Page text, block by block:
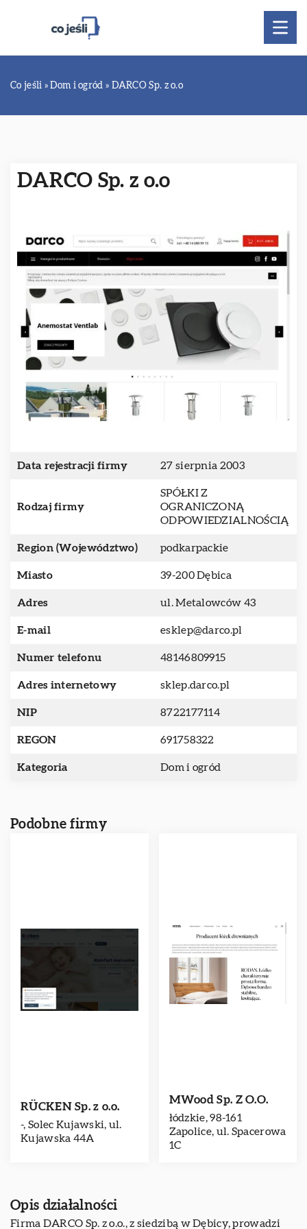
Co jeśli »Dom i ogród » DARCO Sp. z o.o
DARCO Sp. z o.o
Data rejestracji firmy 27 sierpnia 2003
Rodzaj firmy
SPÓŁKI Z
OGRANICZONĄ
ODPOWIEDZIALNOŚCIĄ
Region (Województwo) podkarpackie
Miasto 39-200 Dębica
Adres ul. Metalowców 43
E-mail esklep@darco.pl
Numer telefonu 48146809915
Adres internetowy sklep.darco.pl
NIP 8722177114
REGON 691758322
Kategoria Dom i ogród
Podobne firmy
RÜCKEN Sp. z o.o.
-, Solec Kujawski, ul.
Kujawska 44A
MWood Sp. Z O.O.
łódzkie, 98-161
Zapolice, ul. Spacerowa
1C
Opis działalności
Firma DARCO Sp. z o.o., z siedzibą w Dębicy, prowadzi